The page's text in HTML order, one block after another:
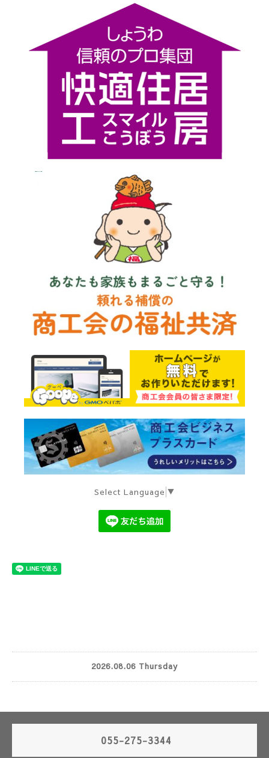
Select Language ▼
2026.08.06 Thursday
055-275-3344